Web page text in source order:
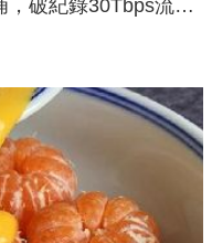
，破紀錄30Tbps流量